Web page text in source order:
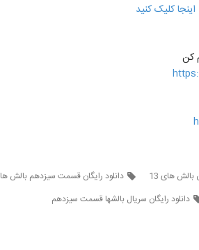
کن
بالش های 13
دانلود رایگان قسمت سیزدهم بالش ها
دانلود رایگان سریال بالشها قسمت سیزدهم